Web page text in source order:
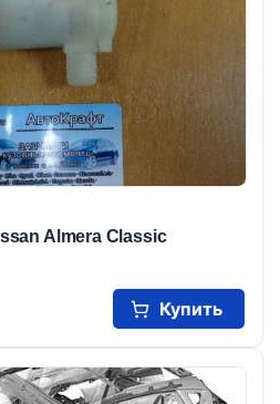
Almera Classic
Купить